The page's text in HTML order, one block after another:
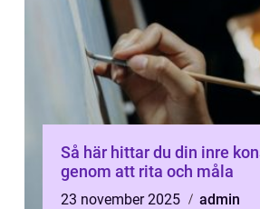
Så här hittar du din inre
genom att rita och måla
23 november 2025
admin